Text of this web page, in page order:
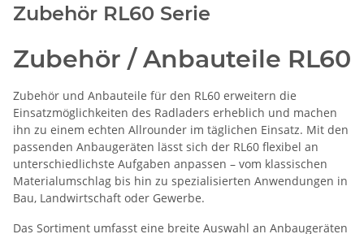
Zubehör RL60 Serie
Zubehör / Anbauteile RL60
Zubehör und Anbauteile für den RL60 erweitern die
Einsatzmöglichkeiten des Radladers erheblich und machen
ihn zu einem echten Allrounder im täglichen Einsatz. Mit den
passenden Anbaugeräten lässt sich der RL60 flexibel an
unterschiedlichste Aufgaben anpassen – vom klassischen
Materialumschlag bis hin zu spezialisierten Anwendungen in
Bau, Landwirtschaft oder Gewerbe.
Das Sortiment umfasst eine breite Auswahl an Anbaugeräten